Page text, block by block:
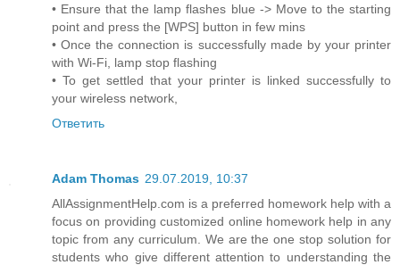
• Ensure that the lamp flashes blue -> Move to the starting
point and press the [WPS] button in few mins
• Once the connection is successfully made by your printer
with Wi-Fi, lamp stop flashing
• To get settled that your printer is linked successfully to
your wireless network,
Ответить
Adam Thomas 29.07.2019, 10:37
AllAssignmentHelp.com is a preferred homework help with a
focus on providing customized online homework help in any
topic from any curriculum. We are the one stop solution for
students who give different attention to understanding the